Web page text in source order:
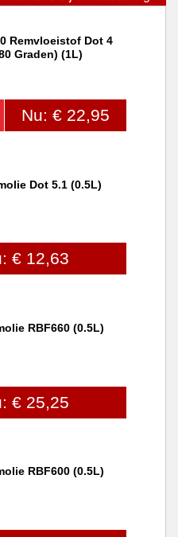
Remvloeistof Dot 4
Graden) (1L)
Nu: € 22,95
Dot 5.1 (0.5L)
€ 12,63
RBF660 (0.5L)
€ 25,25
RBF600 (0.5L)